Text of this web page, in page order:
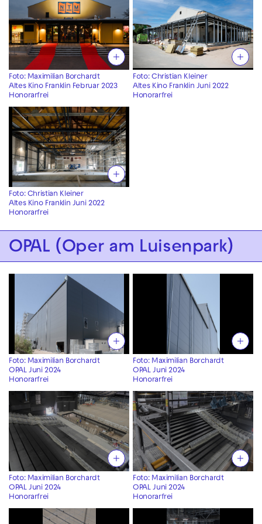
Foto: Maximilian Borchardt
Altes Kino Franklin Februar 2023
Honorarfrei
Foto: Christian Kleiner
Altes Kino Franklin Juni 2022
Honorarfrei
Foto: Christian Kleiner
Altes Kino Franklin Juni 2022
Honorarfrei
OPAL (Oper am Luisenpark)
Foto: Maximilian Borchardt
OPAL Juni 2024
Honorarfrei
Foto: Maximilian Borchardt
OPAL Juni 2024
Honorarfrei
Foto: Maximilian Borchardt
OPAL Juni 2024
Honorarfrei
Foto: Maximilian Borchardt
OPAL Juni 2024
Honorarfrei